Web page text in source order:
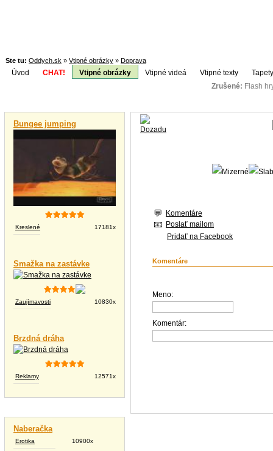
Ste tu: Oddych.sk » Vtipné obrázky » Doprava
Úvod CHAT! Vtipné obrázky Vtipné videá Vtipné texty
Zrušené: Flash
Bungee jumping
Kreslené 17181x
Smažka na zastávke
Zaujímavosti 10830x
Brzdná dráha
Reklamy 12571x
Naberačka
Erotika 10900x
Komentáre
Poslať mailom
Pridať na Facebook
Komentáre
Meno:
Komentár: